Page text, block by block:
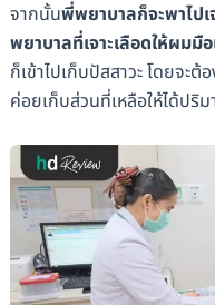
จากนั้นพี่พยาบาลก็จะพาไปเ
พยาบาลที่เจาะเลือดให้ผมมื
ก็เข้าไปเก็บปัสสาวะ โดยจะ
ค่อยเก็บส่วนที่เหลือให้ได้ปริ